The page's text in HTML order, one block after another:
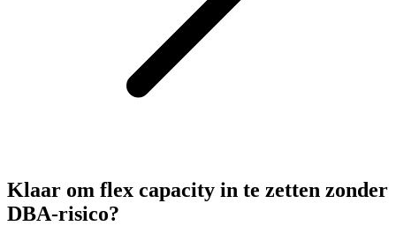
Klaar om flex capacity in te zetten zonder
DBA-risico?